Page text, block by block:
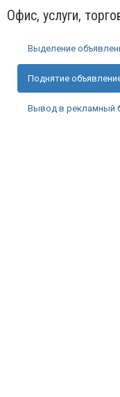
Офис, услуги,
Выделение
Поднятие
Вывод в рекламный